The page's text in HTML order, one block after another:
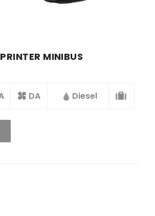
MINIBUS
DA Diesel